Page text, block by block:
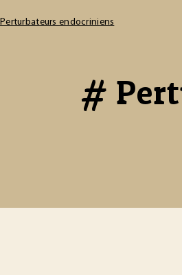
Perturbateurs endocriniens
#